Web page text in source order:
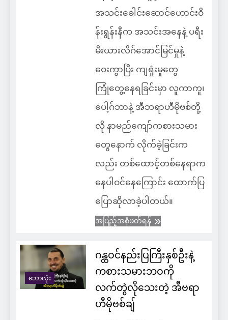
အသင်းခေါင်းဆောင်ဟောင်းဝိ
န်းရွန်းနီက အသင်းအနေနဲ့ ပရီး
မီးယားလိဂ်အောင်မြင်မှုနဲ့
ဝေးကွာပြီး ကျရှုံးမှုတွေ
ကြုံတွေ့နေရခြင်းမှာ လူကာကူ၊
ပေါ့ဂ်ဘာနဲ့ အီဘရာဟီမိုဗစ်တို့
လို နာမည်ကျော်ကစားသမား
တွေနောက် လိုက်ခဲ့ခြင်းက
လည်း တစ်ထောင့်တစ်နေရာက
နေပါဝင်နေကြောင်း ထောက်ပြ
ပြောဆိုလာခဲ့ပါတယ်။
အပြည့်အစုံဖတ်ရန်
ဘောလုံး
ဂန္ထဝင်နည်းပြကြီးနှစ်ဦးနဲ့
ကစားသမားဘဝကို
လက်တွဲလိုသေးတဲ့ အီဗရာ
ဟီမိုဗစ်ချ်